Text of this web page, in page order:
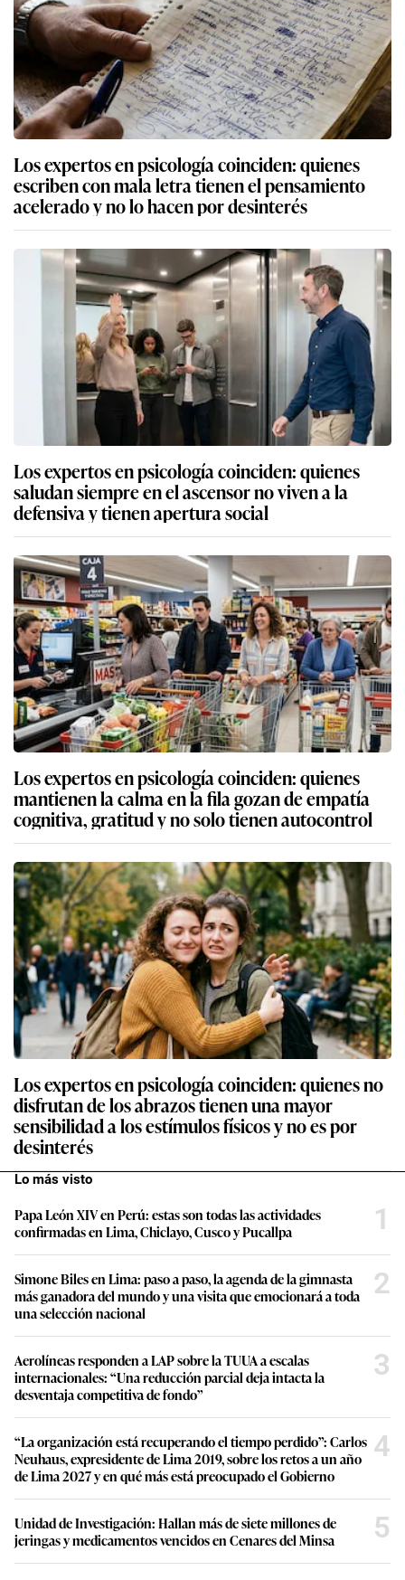
Los expertos en psicología coinciden: quienes
escriben con mala letra tienen el pensamiento
acelerado y no lo hacen por desinterés
Los expertos en psicología coinciden: quienes
saludan siempre en el ascensor no viven a la
defensiva y tienen apertura social
Los expertos en psicología coinciden: quienes
mantienen la calma en la fila gozan de empatía
cognitiva, gratitud y no solo tienen autocontrol
Los expertos en psicología coinciden: quienes no
disfrutan de los abrazos tienen una mayor
sensibilidad a los estímulos físicos y no es por
desinterés
Lo más visto
Papa León XIV en Perú: estas son todas las actividades
confirmadas en Lima, Chiclayo, Cusco y Pucallpa
1
Simone Biles en Lima: paso a paso, la agenda de la gimnasta
más ganadora del mundo y una visita que emocionará a toda
una selección nacional
2
Aerolíneas responden a LAP sobre la TUUA a escalas
internacionales: “Una reducción parcial deja intacta la
desventaja competitiva de fondo”
3
“La organización está recuperando el tiempo perdido”: Carlos
Neuhaus, expresidente de Lima 2019, sobre los retos a un año
de Lima 2027 y en qué más está preocupado el Gobierno
4
Unidad de Investigación: Hallan más de siete millones de
jeringas y medicamentos vencidos en Cenares del Minsa
5